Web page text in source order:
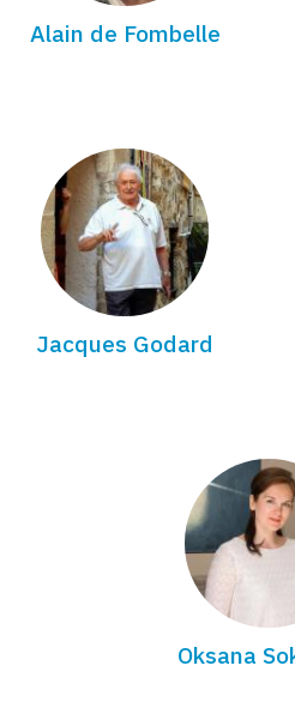
Alain de Fombelle
Jacques Godard
Oksana